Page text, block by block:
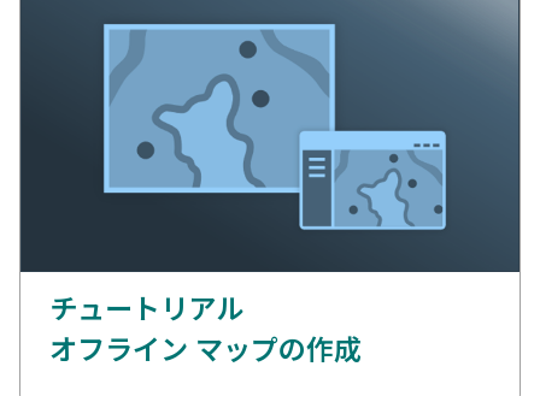
チュートリアル
オフライン マップの作成